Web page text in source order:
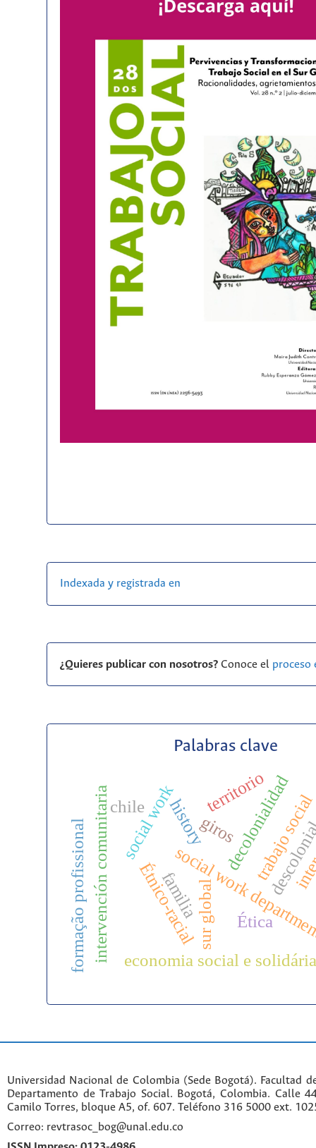
Indexada y registrada en
¿Quieres publicar con nosotros?Conoce el
Palabras clave
social workhistory
social work
trabajo social
sur global
decolonialidad
giros
chile
intervención comunitaria economia social e
formação profissional Étnico-racial Ética
familia
territorio
Universidad Nacional de Colombia (Sede Bogotá). Facultad
Departamento de Trabajo Social. Bogotá, Colombia. Calle
Camilo Torres, bloque A5, of. 607. Teléfono 316 5000 ext.
Correo: revtrasoc_bog@unal.edu.co